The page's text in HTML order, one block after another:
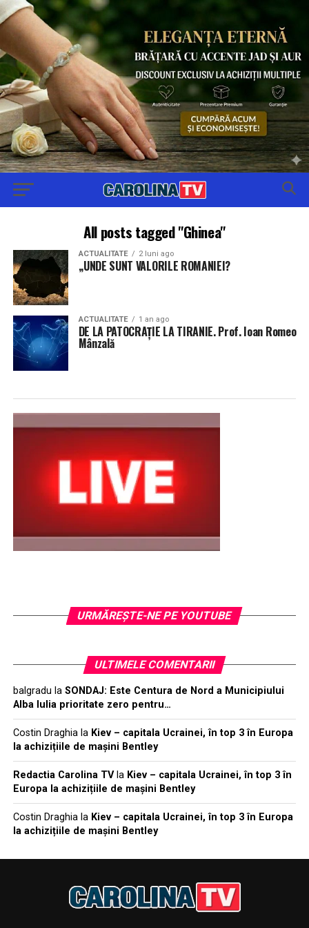
All posts tagged "Ghinea"
ACTUALITATE 2 luni ago
,,UNDE SUNT VALORILE ROMANIEI?
ACTUALITATE 1 an ago
DE LA PATOCRAȚIE LA TIRANIE. Prof. Ioan Romeo
Mânzală
URMĂREŞTE-NE PE YOUTUBE
ULTIMELE COMENTARII
balgradu la SONDAJ: Este Centura de Nord a Municipiului
Alba Iulia prioritate zero pentru…
Costin Draghiala Kiev – capitala Ucrainei, în top 3 în Europa
la achizițiile de mașini Bentley
Redactia Carolina TVla Kiev – capitala Ucrainei, în top 3 în
Europa la achizițiile de mașini Bentley
Costin Draghiala Kiev – capitala Ucrainei, în top 3 în Europa
la achizițiile de mașini Bentley